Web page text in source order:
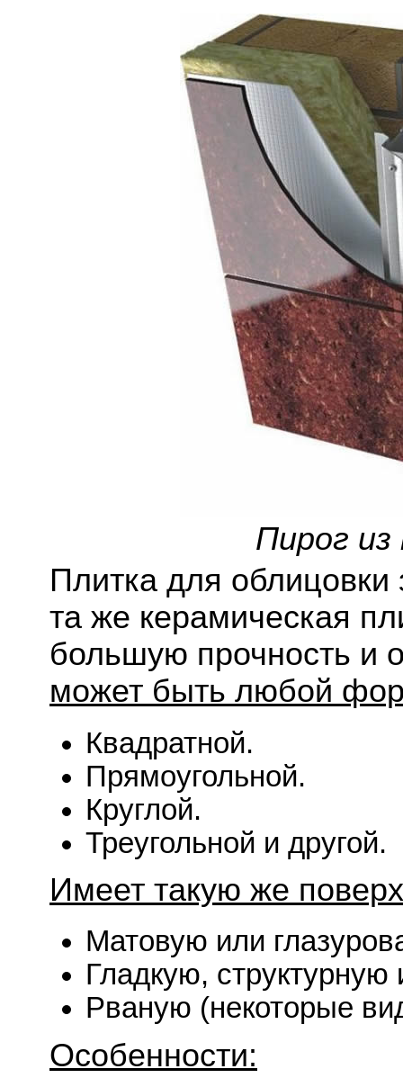
Пирог
Плитка для облицовки
та же керамическая
большую прочность и
может быть любой
Квадратной.
Прямоугольной.
Круглой.
Треугольной и другой.
Имеет такую же
Матовую или
Гладкую,
Рваную (некоторые
Особенности: